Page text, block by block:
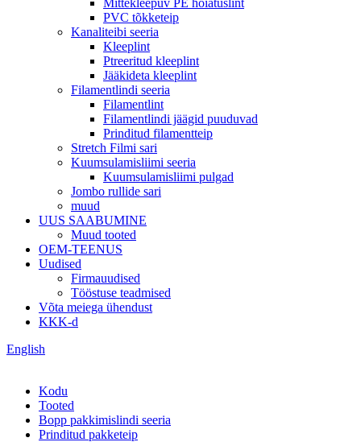
Mittekleepuv PE hoiatuslint
PVC tõkketeip
Kanaliteibi seeria
Kleeplint
Ptreeritud kleeplint
Jääkideta kleeplint
Filamentlindi seeria
Filamentlint
Filamentlindi jäägid puuduvad
Prinditud filamentteip
Stretch Filmi sari
Kuumsulamisliimi seeria
Kuumsulamisliimi pulgad
Jombo rullide sari
muud
UUS SAABUMINE
Muud tooted
OEM-TEENUS
Uudised
Firmauudised
Tööstuse teadmised
Võta meiega ühendust
KKK-d
English
Kodu
Tooted
Bopp pakkimislindi seeria
Prinditud pakketeip